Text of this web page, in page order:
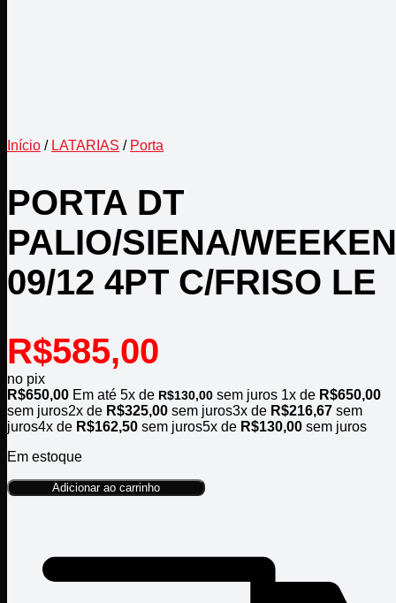
Início / LATARIAS / Porta
PORTA DT
PALIO/SIENA/
09/12 4PT C/FRISO LE
R$585,00
no pix
R$650,00 Em até 5x de R$130,00 sem juros 1x de R$650,00
sem juros2x de R$325,00 sem juros3x de R$216,67 sem
juros4x de R$162,50 sem juros5x de R$130,00 sem juros
Em estoque
Adicionar ao carrinho